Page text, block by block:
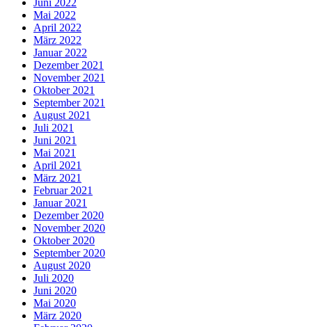
Mai 2022
April 2022
März 2022
Januar 2022
Dezember 2021
November 2021
Oktober 2021
September 2021
August 2021
Juli 2021
Juni 2021
Mai 2021
April 2021
März 2021
Februar 2021
Januar 2021
Dezember 2020
November 2020
Oktober 2020
September 2020
August 2020
Juli 2020
Juni 2020
Mai 2020
März 2020